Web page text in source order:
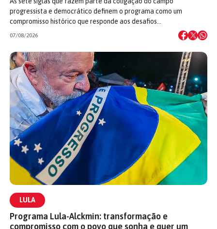
progressista e democrático definem o programa como um
compromisso histórico que responde aos desafios…
07/08/2026
LULA
Programa Lula-Alckmin: transformação e
compromisso com o povo que sonha e quer um